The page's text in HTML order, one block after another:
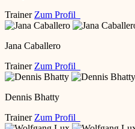
Trainer Zum Profil
Jana Caballero
Trainer Zum Profil
Dennis Bhatty
Trainer Zum Profil